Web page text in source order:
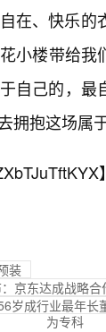
在、快乐
小楼带给
自己的，最
抱这场属
】
装
京东达成战略
岁成行业最年
为专科